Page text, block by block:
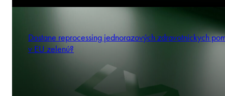
Dostane reprocessing jednorazových zdravotníckych
v EU zelenú?